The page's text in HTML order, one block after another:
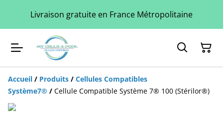
Livraison gratuite en France Métropolitaine
Accueil / Produits / Cellules Compatibles
Système7® / Cellule Compatible Système 7® 100 (Stérilor®)